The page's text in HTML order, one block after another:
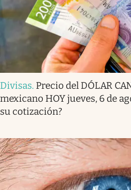
Divisas. Precio del DÓLAR
mexicano HOY jueves, 6 de
su cotización?